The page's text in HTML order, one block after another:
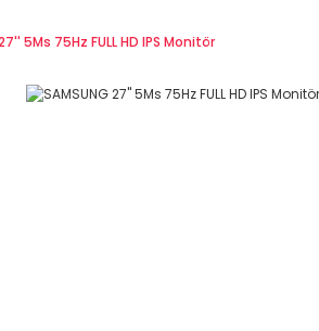
5Ms 75Hz FULL HD IPS Monitör